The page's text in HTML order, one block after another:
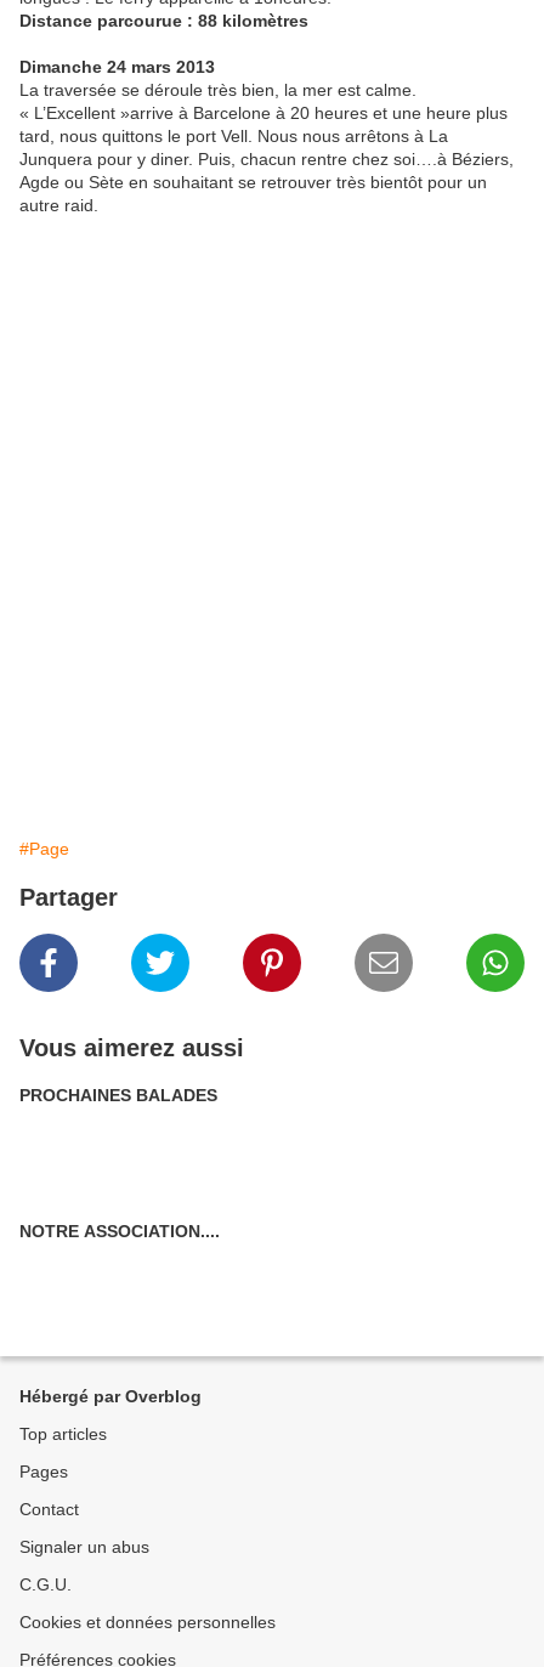
Distance parcourue : 88 kilomètres
Dimanche 24 mars 2013
La traversée se déroule très bien, la mer est calme.
« L’Excellent »arrive à Barcelone à 20 heures et une heure plus
tard, nous quittons le port Vell. Nous nous arrêtons à La
Junquera pour y diner. Puis, chacun rentre chez soi….à Béziers,
Agde ou Sète en souhaitant se retrouver très bientôt pour un
autre raid.
#Page
Partager
Vous aimerez aussi
PROCHAINES BALADES
NOTRE ASSOCIATION....
Hébergé par Overblog
Top articles
Pages
Contact
Signaler un abus
C.G.U.
Cookies et données personnelles
Préférences cookies